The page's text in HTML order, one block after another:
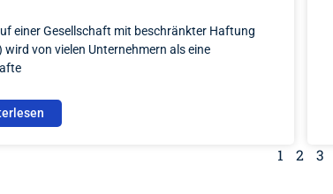
einer Gesellschaft mit beschränkter Haftung
wird von vielen Unternehmern als eine
1 2 3